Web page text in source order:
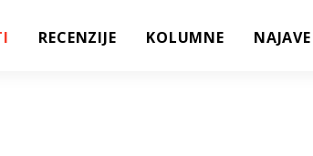
RECENZIJE KOLUMNE NAJAVE